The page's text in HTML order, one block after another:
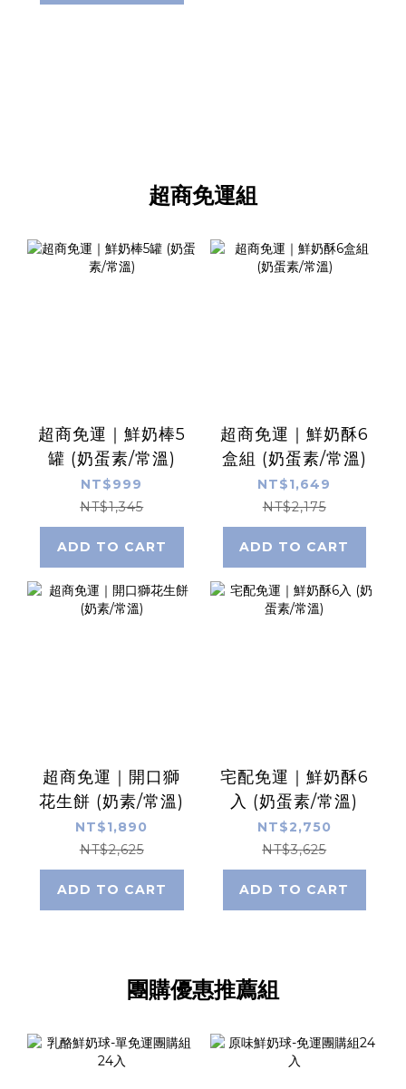
超商免運組
超商免運｜鮮奶棒5
罐 (奶蛋素/常溫)
NT$999
NT$1,345
ADD TO CART
超商免運｜鮮奶酥6
盒組 (奶蛋素/常溫)
NT$1,649
NT$2,175
ADD TO CART
超商免運｜開口獅
花生餅 (奶素/常溫)
NT$1,890
NT$2,625
ADD TO CART
宅配免運｜鮮奶酥6
入 (奶蛋素/常溫)
NT$2,750
NT$3,625
ADD TO CART
團購優惠推薦組